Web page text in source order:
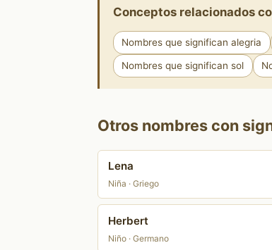
Conceptos relacionados
Nombres que significan alegria
Nombres que significan sol
Otros nombres con
Lena
Niña · Griego
Herbert
Niño · Germano